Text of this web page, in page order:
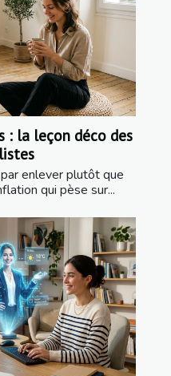
: la leçon déco des
enlever plutôt que
qui pèse sur...